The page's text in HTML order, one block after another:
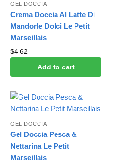
GEL DOCCIA
Crema Doccia Al Latte Di
Mandorle Dolci Le Petit
Marseillais
$4.62
Add to cart
GEL DOCCIA
Gel Doccia Pesca &
Nettarina Le Petit
Marseillais